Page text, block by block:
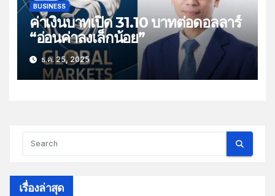
BUSINESS
ค่าเงินบาทเปิด 31.10 บาทต่อดอลลาร์
“อ่อนค่าลงเล็กน้อย”
ธ.ค. 25, 2025
เรื่องล่าสุด